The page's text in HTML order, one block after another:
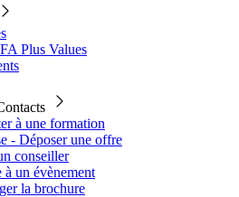
Plus Values
à une formation
- Déposer une offre
conseiller
à un évènement
la brochure